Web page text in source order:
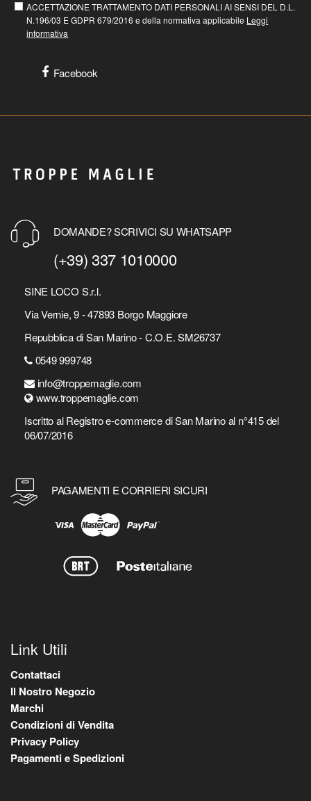
ACCETTAZIONE TRATTAMENTO DATI PERSONALI AI SENSI DEL D.L.
N.196/03 E GDPR 679/2016 e della normativa applicabile Leggi
informativa
Facebook
DOMANDE? SCRIVICI SU WHATSAPP
(+39) 337 1010000
SINE LOCO S.r.l.
Via Vernie, 9 - 47893 Borgo Maggiore
Repubblica di San Marino - C.O.E. SM26737
0549 999748
info@troppemaglie.com
www.troppemaglie.com
Iscritto al Registro e-commerce di San Marino al n°415 del
06/07/2016
PAGAMENTI E CORRIERI SICURI
Link Utili
Contattaci
Il Nostro Negozio
Marchi
Condizioni di Vendita
Privacy Policy
Pagamenti e Spedizioni